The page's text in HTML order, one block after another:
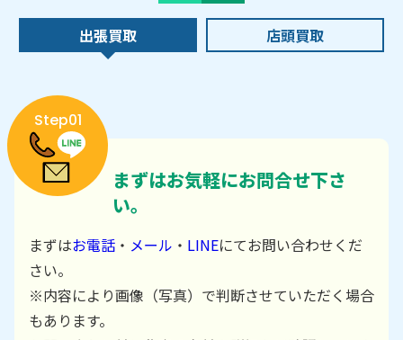
出張買取 店頭買取
Step01
まずはお気軽にお問合せ下さ
い。
まずはお電話 ・ メール ・ LINEにてお問い合わせくだ
さい。
※内容により画像（写真）で判断させていただく場合
もあります。